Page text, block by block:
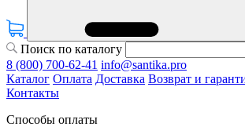
Поиск по каталогу
8 (800) 700-62-41 info@santika.pro
Каталог Оплата Доставка Возврат и
Контакты
Способы оплаты